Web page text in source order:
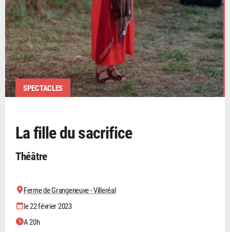
SPECTACLES
La fille du sacrifice
Théâtre
Ferme de Grangeneuve - Villeréal
le 22 février 2023
A 20h